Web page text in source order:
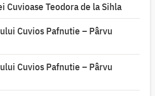
Cuvioase Teodora de la Sihla
Cuvios Pafnutie – Pârvu
Cuvios Pafnutie – Pârvu